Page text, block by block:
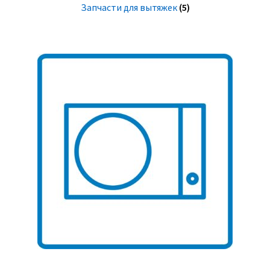
Запчасти для вытяжек (5)